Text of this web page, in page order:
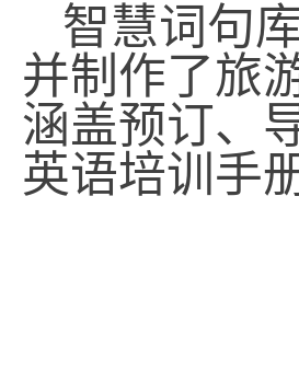
智慧词句库
并制作了旅
涵盖预订、
英语培训手